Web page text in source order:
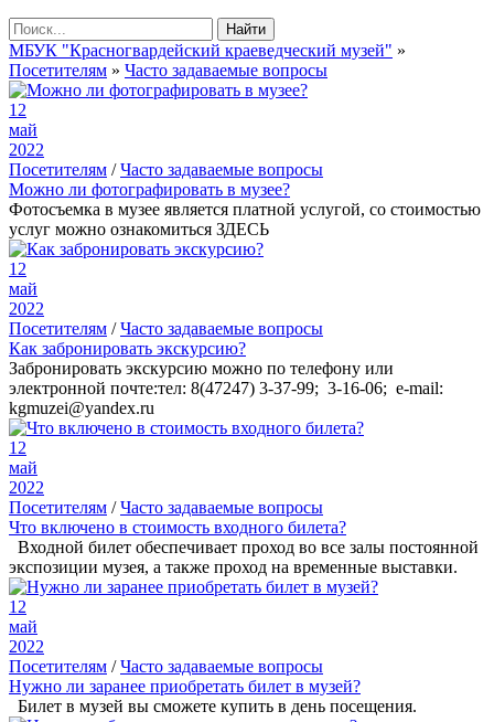
Найти
МБУК "Красногвардейский краеведческий музей" »
Посетителям » Часто задаваемые вопросы
12
май
2022
Посетителям /Часто задаваемые вопросы
Можно ли фотографировать в музее?
Фотосъемка в музее является платной услугой, со стоимостью
услуг можно ознакомиться ЗДЕСЬ
12
май
2022
Посетителям /Часто задаваемые вопросы
Как забронировать экскурсию?
Забронировать экскурсию можно по телефону или
электронной почте:тел: 8(47247) 3-37-99; 3-16-06; e-mail:
kgmuzei@yandex.ru
12
май
2022
Посетителям /Часто задаваемые вопросы
Что включено в стоимость входного билета?
Входной билет обеспечивает проход во все залы постоянной
экспозиции музея, а также проход на временные выставки.
12
май
2022
Посетителям /Часто задаваемые вопросы
Нужно ли заранее приобретать билет в музей?
Билет в музей вы сможете купить в день посещения.